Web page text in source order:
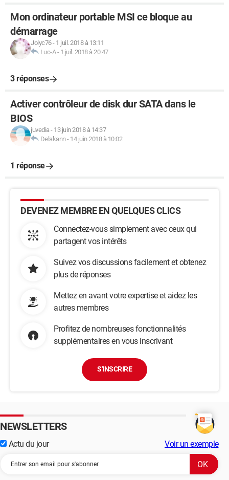
Mon ordinateur portable MSI ce bloque au
démarrage
Jolyc76- 1 juil. 2018 à 13:11
Luc-A- 1 juil. 2018 à 20:47
3 réponses
Activer contrôleur de disk dur SATA dans le
BIOS
juvedia- 13 juin 2018 à 14:37
Delakann- 14 juin 2018 à 10:02
1 réponse
DEVENEZ MEMBRE EN QUELQUES CLICS
Connectez-vous simplement avec ceux qui
partagent vos intérêts
Suivez vos discussions facilement et obtenez
plus de réponses
Mettez en avant votre expertise et aidez les
autres membres
Profitez de nombreuses fonctionnalités
supplémentaires en vous inscrivant
S'INSCRIRE
NEWSLETTERS
Actu du jour Voir un exemple